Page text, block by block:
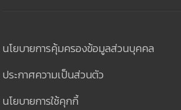
นโยบายการคุ้มครองข้อมูลส่วนบุคคล
ประกาศความเป็นส่วนตัว
นโยบายการใช้คุกกี้